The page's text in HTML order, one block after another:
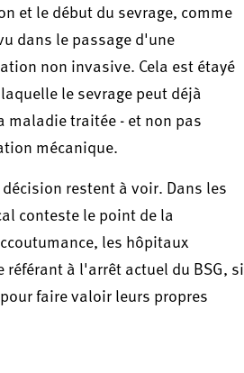
et le début du sevrage, comme
dans le passage d'une
non invasive. Cela est étayé
le sevrage peut déjà
maladie traitée - et non pas
mécanique.
restent à voir. Dans les
conteste le point de la
les hôpitaux
référant à l'arrêt actuel du BSG, si
faire valoir leurs propres